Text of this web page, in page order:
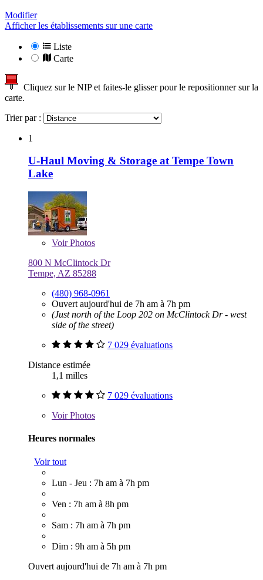
Modifier
Afficher les établissements sur une carte
Liste
Carte
Cliquez sur le NIP et faites-le glisser pour le repositionner sur la
carte.
Trier par :
1
U-Haul Moving & Storage at Tempe Town
Lake
VoirPhotos
800 N McClintock Dr
Tempe, AZ 85288
(480) 968-0961
Ouvert aujourd'hui de 7h am à 7h pm
(Just north of the Loop 202 on McClintock Dr - west
side of the street)
7 029 évaluations
Distance estimée
1,1 milles
7 029 évaluations
VoirPhotos
Heures normales
Voir tout
Lun - Jeu : 7h am à 7h pm
Ven : 7h am à 8h pm
Sam : 7h am à 7h pm
Dim : 9h am à 5h pm
Ouvert aujourd'hui de 7h am à 7h pm